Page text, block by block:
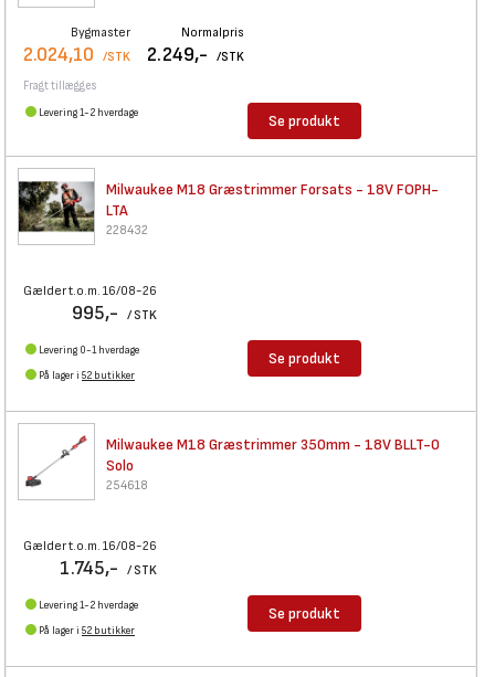
Bygmaster
2.024,10 /STK
Normalpris
2.249,- /STK
Fragt tillægges
Levering 1-2 hverdage Se produkt
Milwaukee M18 GræstrimmerForsats - 18V FOPH-
LTA
228432
Gælder t.o.m. 16/08-26
995,- / STK
Levering 0-1 hverdage
På lager i 52 butikker
Se produkt
Milwaukee M18 Græstrimmer350mm - 18V BLLT-0
Solo
254618
Gælder t.o.m. 16/08-26
1.745,- / STK
Levering 1-2 hverdage
På lager i 52 butikker
Se produkt